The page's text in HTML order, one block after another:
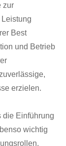
zur
Best
und Betrieb
erzielen.
die Einführung
wichtig